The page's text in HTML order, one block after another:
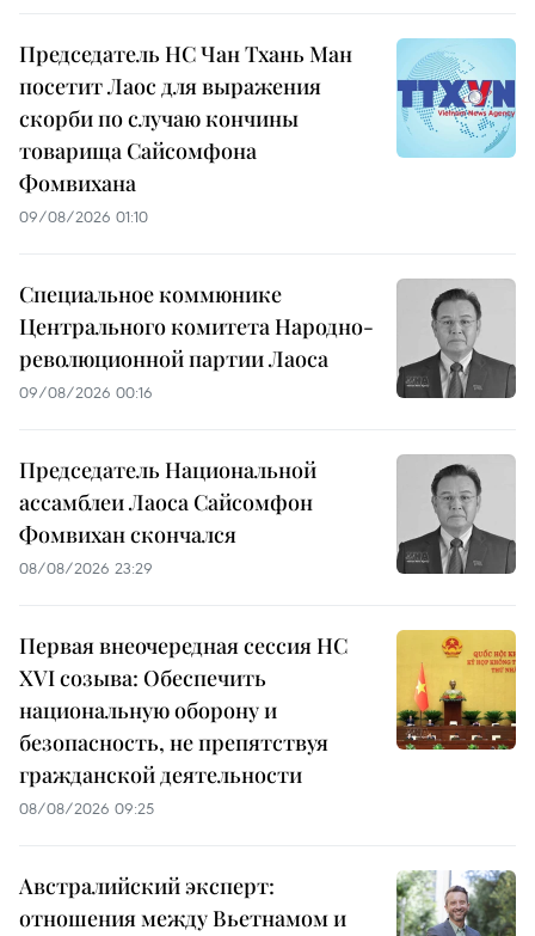
Председатель НС Чан Тхань Ман
посетит Лаос для выражения
скорби по случаю кончины
товарища Сайсомфона
Фомвихана
09/08/2026 01:10
Специальное коммюнике
Центрального комитета Народно-
революционной партии Лаоса
09/08/2026 00:16
Председатель Национальной
ассамблеи Лаоса Сайсомфон
Фомвихан скончался
08/08/2026 23:29
Первая внеочередная сессия НС
XVI созыва: Обеспечить
национальную оборону и
безопасность, не препятствуя
гражданской деятельности
08/08/2026 09:25
Австралийский эксперт:
отношения между Вьетнамом и